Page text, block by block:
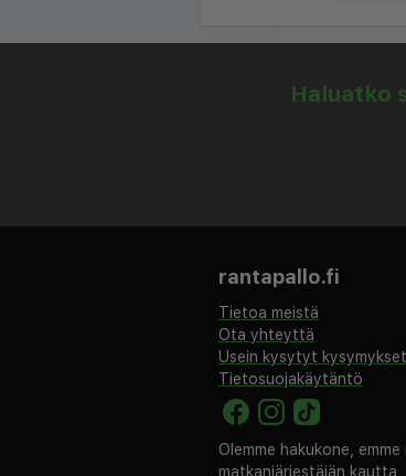
Haluatko
rantapallo.fi
Tietoa meistä
Ota yhteyttä
Usein kysytyt kysymykset
Tietosuojakäytäntö
Olemme hakukone,
matkanjärjestäjän